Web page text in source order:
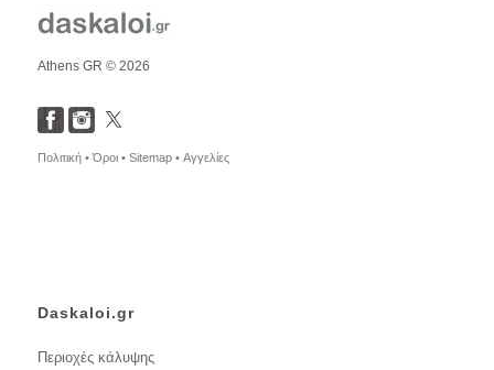
Athens GR © 2026
Πολιτική •Όροι • Sitemap • Αγγελίες
Daskaloi.gr
Περιοχές κάλυψης